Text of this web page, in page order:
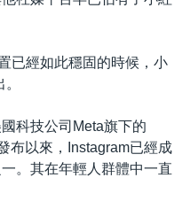
已經如此穩固的時候，小
科技公司Meta旗下的
布以來，Instagram已經成
。其在年輕人群體中一直